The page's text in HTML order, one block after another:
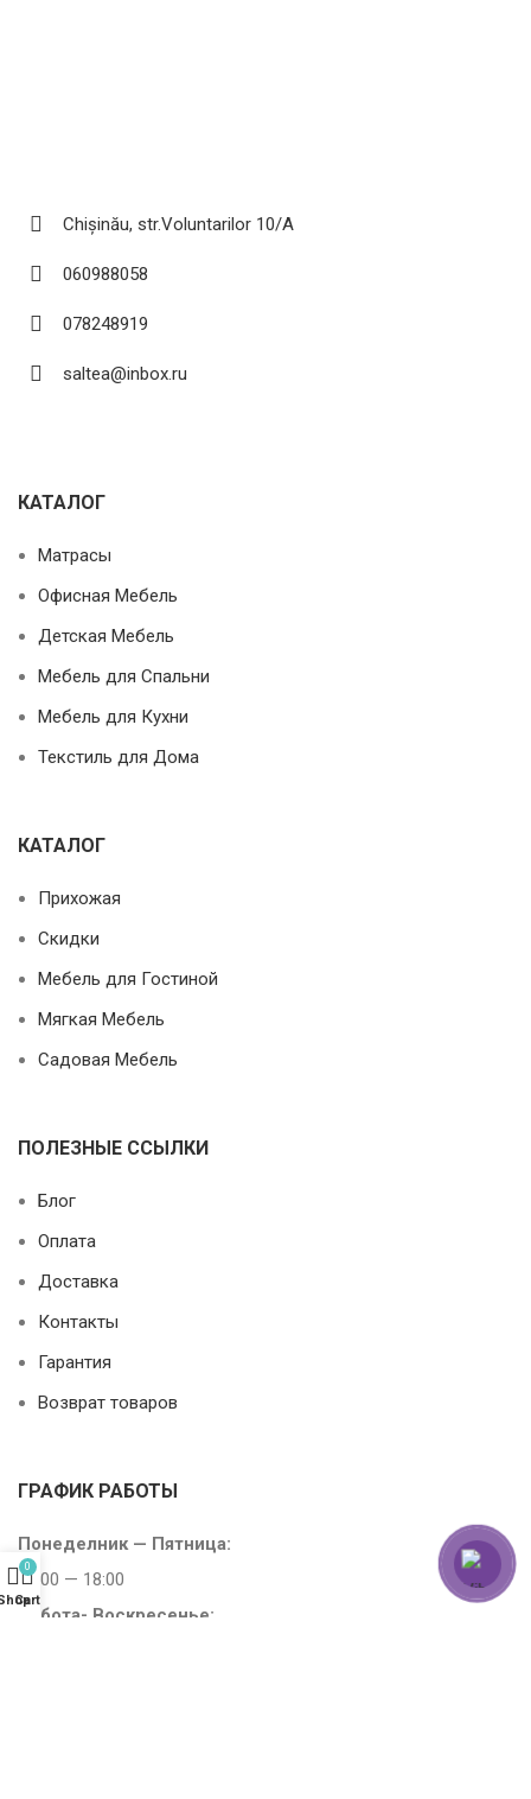
Chișinău, str.Voluntarilor 10/A
060988058
078248919
saltea@inbox.ru
КАТАЛОГ
Матрасы
Офисная Мебель
Детская Мебель
Мебель для Спальни
Мебель для Кухни
Текстиль для Дома
КАТАЛОГ
Прихожая
Скидки
Мебель для Гостиной
Мягкая Мебель
Садовая Мебель
ПОЛЕЗНЫЕ ССЫЛКИ
Блог
Оплата
Доставка
Контакты
Гарантия
Возврат товаров
ГРАФИК РАБОТЫ
Понеделник — Пятница:
10:00 — 18:00
Субота- Воскресенье:
0
Cart